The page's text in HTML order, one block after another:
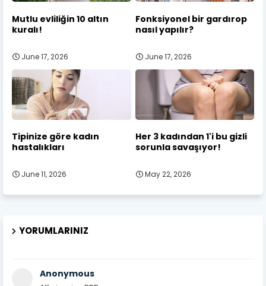
Mutlu evliliğin 10 altın
kuralı!
June 17, 2026
Fonksiyonel bir gardırop
nasıl yapılır?
June 17, 2026
Tipinize göre kadın
hastalıkları
June 11, 2026
Her 3 kadından 1'i bu gizli
sorunla savaşıyor!
May 22, 2026
YORUMLARINIZ
Anonymous